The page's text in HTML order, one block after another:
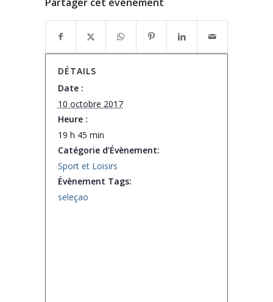
DÉTAILS
Date :
10 octobre 2017
Heure :
19 h 45 min
Catégorie d’Évènement:
Sport et Loisirs
Évènement Tags:
seleçao